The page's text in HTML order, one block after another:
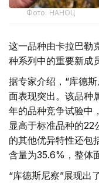
Фото: НАНОЦ
这一品种由卡拉巴勒
种系列中的重要新成
据专家介绍，“库德
面表现突出。该品种
年的品种竞争试验中
显高于标准品种的22
的其他优异特性还包
含量为35.6%，整体
“库德斯尼察”展现出